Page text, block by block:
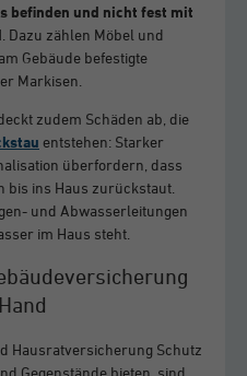
befinden und nicht fest mit
. Dazu zählen Möbel und
Gebäude befestigte
Markisen.
zudem Schäden ab, die
entstehen: Starker
überfordern, dass
bis ins Haus zurückstaut.
und Abwasserleitungen
im Haus steht.
Hausratversicherung Schutz
Gegenstände bieten, sind